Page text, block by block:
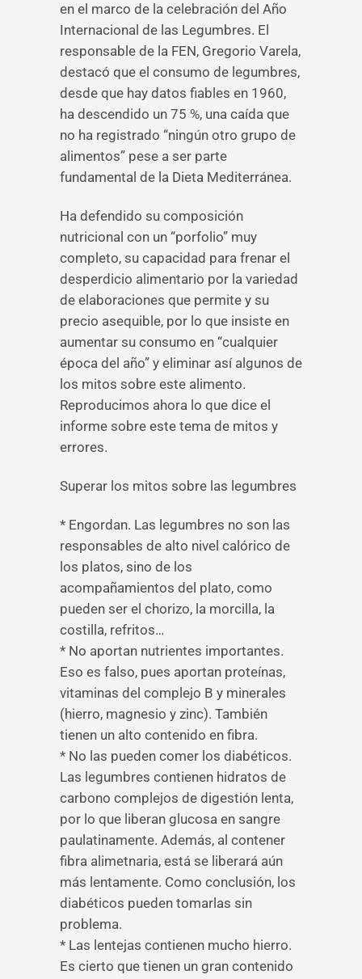
en el marco de la celebración del Año
Internacional de las Legumbres. El
responsable de la FEN, Gregorio Varela,
destacó que el consumo de legumbres,
desde que hay datos fiables en 1960,
ha descendido un 75 %, una caída que
no ha registrado “ningún otro grupo de
alimentos” pese a ser parte
fundamental de la Dieta Mediterránea.
Ha defendido su composición
nutricional con un “porfolio” muy
completo, su capacidad para frenar el
desperdicio alimentario por la variedad
de elaboraciones que permite y su
precio asequible, por lo que insiste en
aumentar su consumo en “cualquier
época del año” y eliminar así algunos de
los mitos sobre este alimento.
Reproducimos ahora lo que dice el
informe sobre este tema de mitos y
errores.
Superar los mitos sobre las legumbres
* Engordan. Las legumbres no son las
responsables de alto nivel calórico de
los platos, sino de los
acompañamientos del plato, como
pueden ser el chorizo, la morcilla, la
costilla, refritos…
* No aportan nutrientes importantes.
Eso es falso, pues aportan proteínas,
vitaminas del complejo B y minerales
(hierro, magnesio y zinc). También
tienen un alto contenido en fibra.
* No las pueden comer los diabéticos.
Las legumbres contienen hidratos de
carbono complejos de digestión lenta,
por lo que liberan glucosa en sangre
paulatinamente. Además, al contener
fibra alimetnaria, está se liberará aún
más lentamente. Como conclusión, los
diabéticos pueden tomarlas sin
problema.
* Las lentejas contienen mucho hierro.
Es cierto que tienen un gran contenido